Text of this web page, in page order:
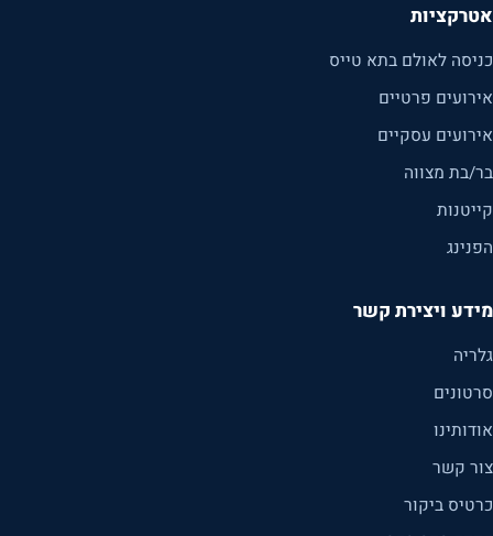
אטרקציות
כניסה לאולם בתא טייס
אירועים פרטיים
אירועים עסקיים
בר/בת מצווה
קייטנות
הפנינג
מידע ויצירת קשר
גלריה
סרטונים
אודותינו
צור קשר
כרטיס ביקור